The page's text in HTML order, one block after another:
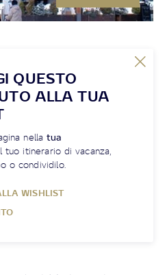
QUESTO
ALLA TUA
nellatua
tuo itinerario di vacanza,
o condividilo.
WISHLIST